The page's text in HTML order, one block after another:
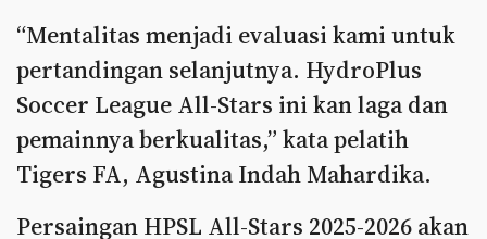
“Mentalitas menjadi evaluasi kami untuk
pertandingan selanjutnya. HydroPlus
Soccer League All-Stars ini kan laga dan
pemainnya berkualitas,” kata pelatih
Tigers FA, Agustina Indah Mahardika.
Persaingan HPSL All-Stars 2025-2026 akan